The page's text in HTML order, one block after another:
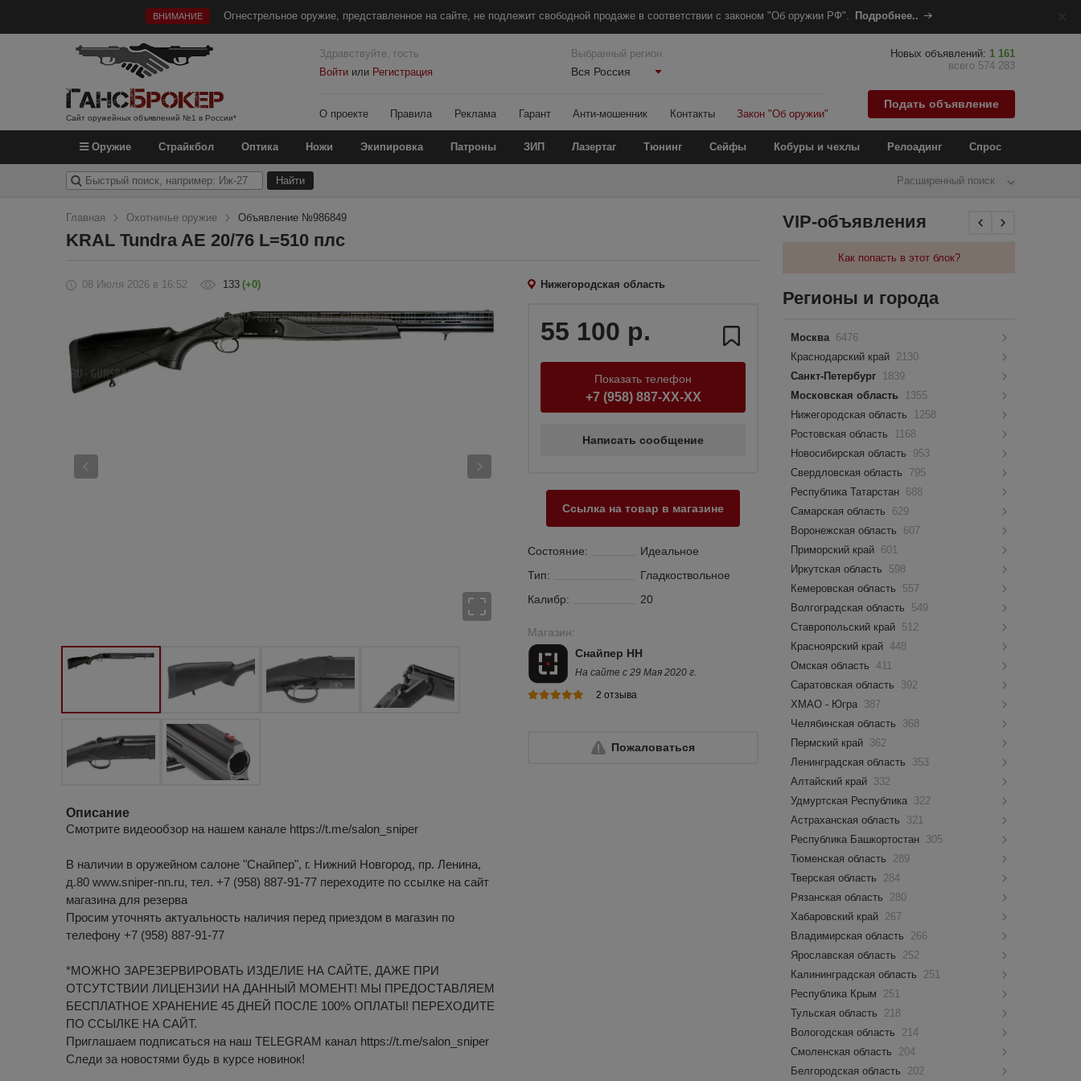
ВНИМАНИЕ Огнестрельное оружие, представленное на сайте, не подлежит свободной продаже в соответствии с законом "Об оружии РФ". Подробнее..
Сайт оружейных объявлений №1 в России*
Здравствуйте, гость
Войтиили Регистрация
Выбранный регион
Вся Россия
О проекте Правила Реклама Гарант Анти-мошенник Контакты Закон "Об оружии"
Новых объявлений: 1 161
всего 574 283
Подать объявление
Оружие Страйкбол Оптика Ножи Экипировка Патроны ЗИП Лазертаг Тюнинг Сейфы Кобуры и чехлы Релоадинг Спрос
Расширенный поиск
Главная Охотничье оружие Объявление №986849
KRAL Tundra AE 20/76 L=510 плс
08 Июля 2026 в 16:52 133 (+0) Нижегородская область
Описание
Смотрите видеообзор на нашем канале https://t.me/salon_sniper
В наличии в оружейном салоне "Снайпер", г. Нижний Новгород, пр. Ленина,
д.80 www.sniper-nn.ru, тел. +7 (958) 887-91-77 переходите по ссылке на сайт
магазина для резерва
Просим уточнять актуальность наличия перед приездом в магазин по
телефону +7 (958) 887-91-77
*МОЖНО ЗАРЕЗЕРВИРОВАТЬ ИЗДЕЛИЕ НА САЙТЕ, ДАЖЕ ПРИ
ОТСУТСТВИИ ЛИЦЕНЗИИ НА ДАННЫЙ МОМЕНТ! МЫ ПРЕДОСТАВЛЯЕМ
БЕСПЛАТНОЕ ХРАНЕНИЕ 45 ДНЕЙ ПОСЛЕ 100% ОПЛАТЫ! ПЕРЕХОДИТЕ
ПО ССЫЛКЕ НА САЙТ.
Приглашаем подписаться на наш TELEGRAM канал https://t.me/salon_sniper
Следи за новостями будь в курсе новинок!
55 100 р.
Показать телефон
+7 (958) 887-XX-XX
Написать сообщение
Ссылка на товар в магазине
Состояние:
Идеальное
Тип:
Гладкоствольное
Калибр:
20
Магазин:
Снайпер НН
На сайте с 29 Мая 2020 г.
2 отзыва
Пожаловаться
VIP-объявления
Как попасть в этот блок?
Регионы и города
Москва 6476
Краснодарский край 2130
Санкт-Петербург 1839
Московская область 1355
Нижегородская область
1258
Ростовская область
1168
Новосибирская область
953
Свердловская область
795
Республика Татарстан 688
Самарская область
629
Воронежская область
607
Приморский край 601
Иркутская область
598
Кемеровская область
557
Волгоградская область
549
Ставропольский край 512
Красноярский край 448
Омская область
411
Саратовская область
392
ХМАО - Югра 387
Челябинская область
368
Пермский край 362
Ленинградская область
353
Алтайский край 332
Удмуртская Республика 322
Астраханская область
321
Республика Башкортостан 305
Тюменская область
289
Тверская область
284
Рязанская область
280
Хабаровский край 267
Владимирская область
266
Ярославская область
252
Калининградская область
251
Республика Крым
251
Тульская область
218
Вологодская область
214
Смоленская область
204
Белгородская область
202